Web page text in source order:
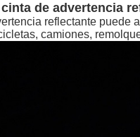
de advertencia
reflectante puede
camiones,